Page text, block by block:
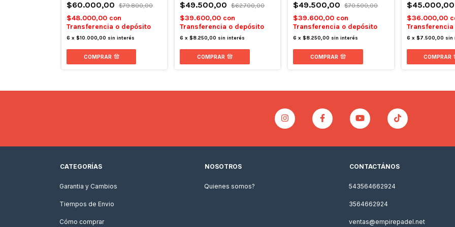
$60.000,00 $79.800,00
$48.000,00 con
Transferencia o depósito
6 x $10.000,00 sin interés
COMPRAR
$49.500,00 $62.700,00
$39.600,00 con
Transferencia o depósito
6 x$8.250,00 sin interés
COMPRAR
$49.500,00 $70.500,00
$39.600,00 con
Transferencia o depósito
6 x$8.250,00 sin interés
COMPRAR
$45.000,00
$36.000,00
6 x $7.500,00 sin
COMPRAR
CATEGORÍAS
Garantia y Cambios
Tiempos de Envio
Cómo comprar
NOSOTROS
Quienes somos?
CONTACTÁNOS
543564662924
3564662924
ventas@empirepadel.net